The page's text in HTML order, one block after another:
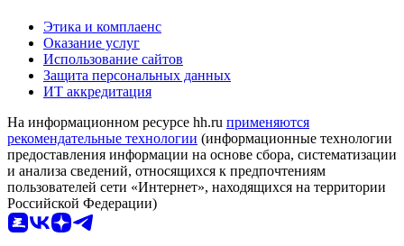
Этика и комплаенс
Оказание услуг
Использование сайтов
Защита персональных данных
ИТ аккредитация
На информационном ресурсе hh.ru применяются
рекомендательные технологии (информационные технологии
предоставления информации на основе сбора, систематизации
и анализа сведений, относящихся к предпочтениям
пользователей сети «Интернет», находящихся на территории
Российской Федерации)